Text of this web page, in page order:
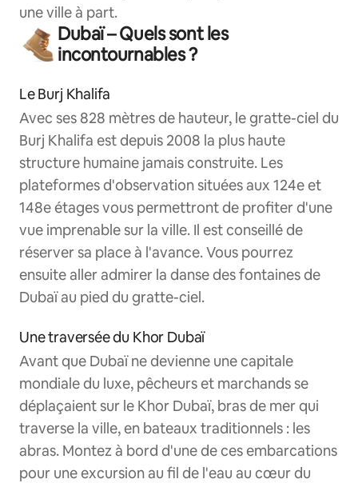
une ville à part.
Dubaï – Quels sont les
incontournables ?
Le Burj Khalifa
Avec ses 828 mètres de hauteur, le gratte-ciel du
Burj Khalifa est depuis 2008 la plus haute
structure humaine jamais construite. Les
plateformes d'observation situées aux 124e et
148e étages vous permettront de profiter d'une
vue imprenable sur la ville. Il est conseillé de
réserver sa place à l'avance. Vous pourrez
ensuite aller admirer la danse des fontaines de
Dubaï au pied du gratte-ciel.
Une traversée du Khor Dubaï
Avant que Dubaï ne devienne une capitale
mondiale du luxe, pêcheurs et marchands se
déplaçaient sur le Khor Dubaï, bras de mer qui
traverse la ville, en bateaux traditionnels : les
abras. Montez à bord d'une de ces embarcations
pour une excursion au fil de l'eau au cœur du